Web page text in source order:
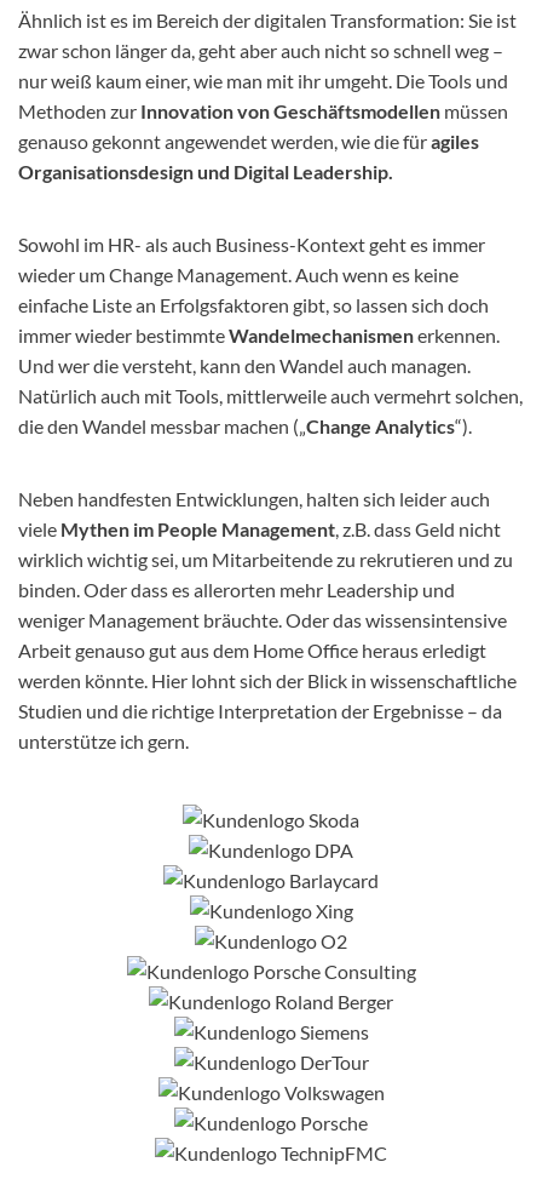
Ähnlich ist es im Bereich der digitalen Transformation: Sie ist
zwar schon länger da, geht aber auch nicht so schnell weg –
nur weiß kaum einer, wie man mit ihr umgeht. Die Tools und
Methoden zur Innovation von Geschäftsmodellen müssen
genauso gekonnt angewendet werden, wie die füragiles
Organisationsdesign und Digital Leadership.
Sowohl im HR- als auch Business-Kontext geht es immer
wieder um Change Management. Auch wenn es keine
einfache Liste an Erfolgsfaktoren gibt, so lassen sich doch
immer wieder bestimmteWandelmechanismenerkennen.
Und wer die versteht, kann den Wandel auch managen.
Natürlich auch mit Tools, mittlerweile auch vermehrt solchen,
die den Wandel messbar machen („Change Analytics“).
Neben handfesten Entwicklungen, halten sich leider auch
viele Mythen im People Management, z.B. dass Geld nicht
wirklich wichtig sei, um Mitarbeitende zu rekrutieren und zu
binden. Oder dass es allerorten mehr Leadership und
weniger Management bräuchte. Oder das wissensintensive
Arbeit genauso gut aus dem Home Office heraus erledigt
werden könnte. Hier lohnt sich der Blick in wissenschaftliche
Studien und die richtige Interpretation der Ergebnisse – da
unterstütze ich gern.